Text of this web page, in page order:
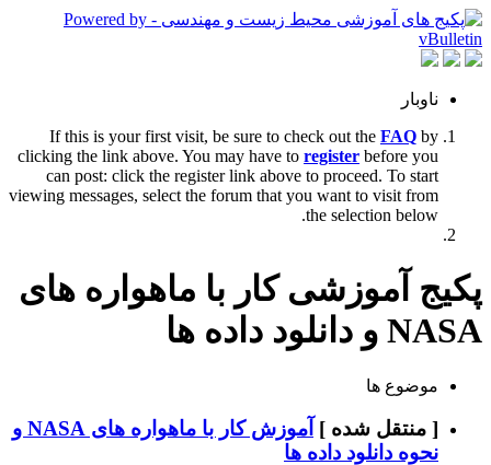
ناوبار
If this is your first visit, be sure to check out the FAQ by
clicking the link above. You may have to register before you
can post: click the register link above to proceed. To start
viewing messages, select the forum that you want to visit from
the selection below.
پکیج آموزشی کار با ماهواره های
NASA و دانلود داده ها
موضوع ها
[ منتقل شده ]
آموزش کار با ماهواره های NASA و
نحوه دانلود داده ها